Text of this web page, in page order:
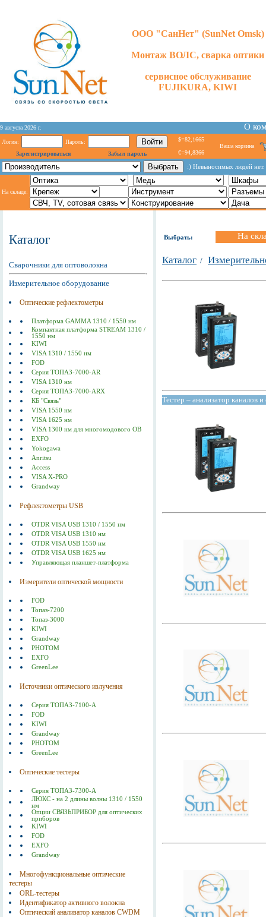
ООО "СанНет" (SunNet Omsk)
Монтаж ВОЛС, сварка оптики
сервисное обслуживание
FUJIKURA, KIWI
9 августа 2026 г. О
Логин:
Пароль:
Зарегистрироваться
Забыл пароль
$=82,1665
€=94,8366
Ваша корзина
:) Невыносимых людей нет.
На складе:
Каталог
Сварочники для оптоволокна
Измерительное оборудование
Оптические рефлектометры
Платформа GAMMA 1310 / 1550 нм
Компактная платформа STREAM 1310 /
1550 нм
KIWI
VISA 1310 / 1550 нм
FOD
Серия ТОПАЗ-7000-AR
VISA 1310 нм
Серия ТОПАЗ-7000-ARX
КБ "Связь"
VISA 1550 нм
VISA 1625 нм
VISA 1300 нм для многомодового ОВ
EXFO
Yokogawa
Anritsu
Access
VISA X-PRO
Grandway
Рефлектометры USB
OTDR VISA USB 1310 / 1550 нм
OTDR VISA USB 1310 нм
OTDR VISA USB 1550 нм
OTDR VISA USB 1625 нм
Управляющая планшет-платформа
Измерители оптической мощности
FOD
Топаз-7200
Топаз-3000
KIWI
Grandway
PHOTOM
EXFO
GreenLee
Источники оптического излучения
Серия ТОПАЗ-7100-А
FOD
KIWI
Grandway
PHOTOM
GreenLee
Оптические тестеры
Серия ТОПАЗ-7300-А
ЛЮКС - на 2 длины волны 1310 / 1550
нм
Опции СВЯЗЬПРИБОР для оптических
приборов
KIWI
FOD
EXFO
Grandway
Многофункциональные оптические
тестеры
ORL-тестеры
Идентификатор активного волокна
Оптический анализатор каналов CWDM
Выбрать: На
Каталог /
Тестер – анализатор